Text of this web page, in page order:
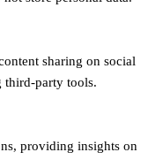
sharing on social
third-party tools.
providing insights on